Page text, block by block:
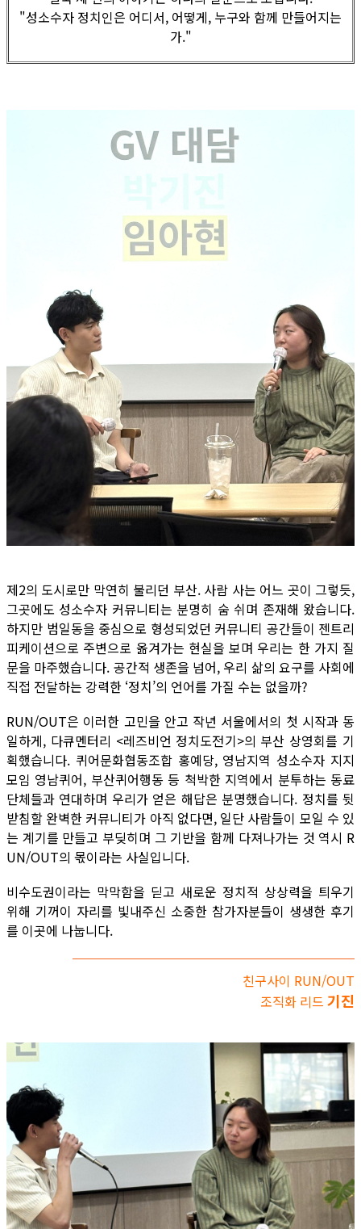
"성소수자 정치인은 어디서, 어떻게, 누구와 함께 만들어지는
가."
제2의 도시로만 막연히 불리던 부산. 사람 사는 어느 곳이 그렇듯,
그곳에도 성소수자 커뮤니티는 분명히 숨 쉬며 존재해 왔습니다.
하지만 범일동을 중심으로 형성되었던 커뮤니티 공간들이 젠트리
피케이션으로 주변으로 옮겨가는 현실을 보며 우리는 한 가지 질
문을 마주했습니다. 공간적 생존을 넘어, 우리 삶의 요구를 사회에
직접 전달하는 강력한 ‘정치’의 언어를 가질 수는 없을까?
RUN/OUT은 이러한 고민을 안고 작년 서울에서의 첫 시작과 동
일하게, 다큐멘터리 <레즈비언 정치도전기>의 부산 상영회를 기
획했습니다. 퀴어문화협동조합 홍예당, 영남지역 성소수자 지지
모임 영남퀴어, 부산퀴어행동 등 척박한 지역에서 분투하는 동료
단체들과 연대하며 우리가 얻은 해답은 분명했습니다. 정치를 뒷
받침할 완벽한 커뮤니티가 아직 없다면, 일단 사람들이 모일 수 있
는 계기를 만들고 부딪히며 그 기반을 함께 다져나가는 것 역시 R
UN/OUT의 몫이라는 사실입니다.
비수도권이라는 막막함을 딛고 새로운 정치적 상상력을 틔우기
위해 기꺼이 자리를 빛내주신 소중한 참가자분들이 생생한 후기
를 이곳에 나눕니다.
친구사이 RUN/OUT
조직화 리드 기진